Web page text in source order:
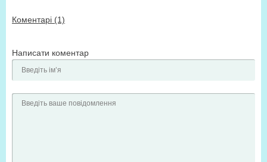
Коментарі (1)
Написати коментар